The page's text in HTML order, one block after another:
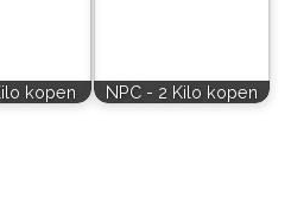
kopen NPC - 2 Kilo kopen